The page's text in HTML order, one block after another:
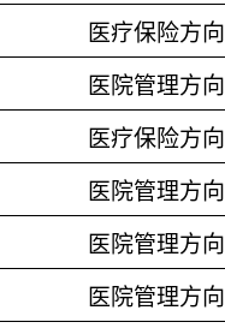
医疗保险方向
医院管理方向
医疗保险方向
医院管理方向
医院管理方向
医院管理方向